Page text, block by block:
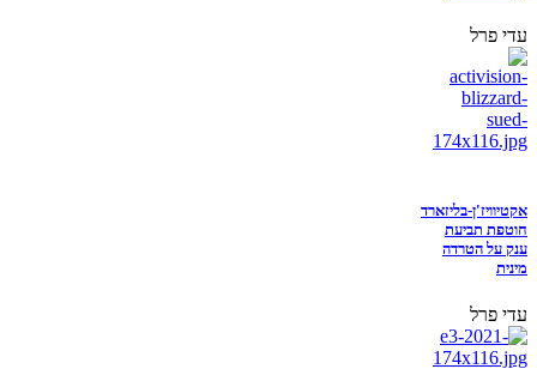
עדי פרל
אקטיוויז'ן-בליזארד
חוטפת תביעת
ענק על הטרדה
מינית
עדי פרל